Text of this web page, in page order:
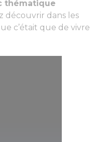
your use of our site with
analytics partners who
that you’ve
thématique
découvrir dans les
c’était que de vivre